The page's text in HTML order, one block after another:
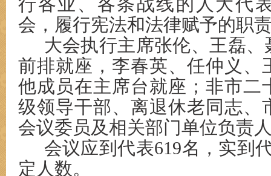
行各业、各条战线的人大代
会，履行宪法和法律赋予的职
大会执行主席张伦、王磊
前排就座，李春英、任仲义、
他成员在主席台就座；非市二
级领导干部、离退休老同志、
会议委员及相关部门单位负责
会议应到代表619名，实到
定人数。